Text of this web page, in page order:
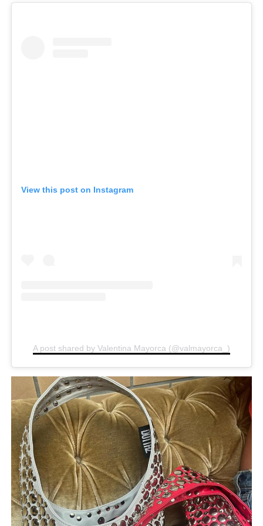
View this post on Instagram
A post shared by Valentina Mayorca (@valmayorca_)